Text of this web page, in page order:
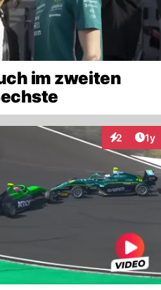
im zweiten
2 1y